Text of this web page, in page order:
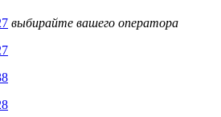
выбирайте вашего оператора